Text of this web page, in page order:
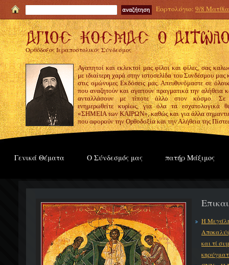
Εορτολόγιο: 9/8
Ορθόδοξος Ιεραποστολικός Σύνδεσμος
Αγαπητοί και εκλεκτοί μας φίλοι και φίλες, σας
με ιδιαίτερη χαρά στην ιστοσελίδα του Συνδέσμου μας
στις ομώνυμες Εκδόσεις μας. Απευθυνόμαστε σε
που αναζητούν και αγαπούν πραγματικά την αλήθεια
ανταλλάσουν με τίποτε άλλο στον κόσμο.
ενημερωθείτε κυρίως, για όλα τα εσχατολογικά
«ΣΗΜΕΙΑ των ΚΑΙΡΩΝ», καθώς και για άλλα
που αφορούν την Ορθοδοξία και την Αλήθεια της
Γενικά Θέματα Ο Σύνδεσμός μας πατήρ Μάξιμος
Η Μεγάλη
και τί